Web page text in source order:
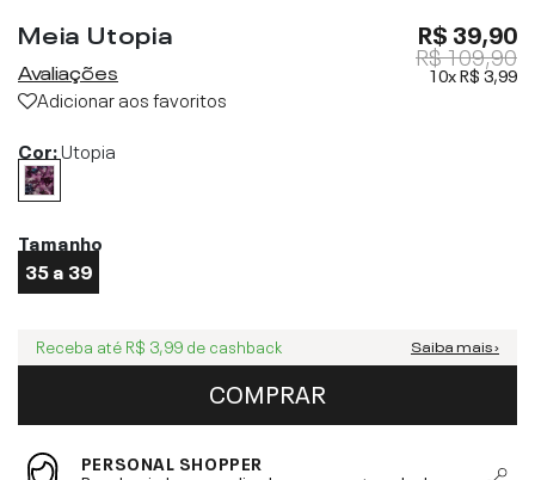
Meia Utopia
Avaliações
Adicionar aos favoritos
R$ 39,90
R$ 109,90
10xR$ 3,99
Cor:Utopia
Tamanho
35 a 39
Receba até R$ 3,99 de cashback Saiba mais ›
COMPRAR
PERSONAL SHOPPER